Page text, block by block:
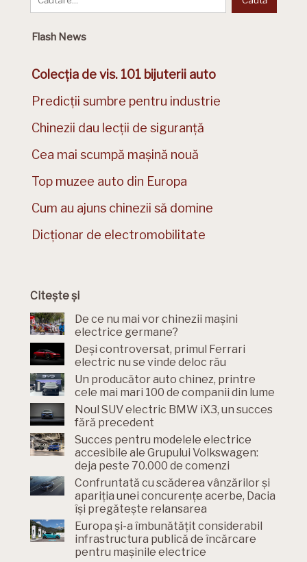
Flash News
Colecția de vis. 101 bijuterii auto
Predicții sumbre pentru industrie
Chinezii dau lecții de siguranță
Cea mai scumpă mașină nouă
Top muzee auto din Europa
Cum au ajuns chinezii să domine
Dicționar de electromobilitate
Citește și
De ce nu mai vor chinezii mașini
electrice germane?
Deși controversat, primul Ferrari
electric nu se vinde deloc rău
Un producător auto chinez, printre
cele mai mari 100 de companii din lume
Noul SUV electric BMW iX3, un succes
fără precedent
Succes pentru modelele electrice
accesibile ale Grupului Volkswagen:
deja peste 70.000 de comenzi
Confruntată cu scăderea vânzărilor și
apariția unei concurențe acerbe, Dacia
își pregătește relansarea
Europa și-a îmbunătățit considerabil
infrastructura publică de încărcare
pentru mașinile electrice